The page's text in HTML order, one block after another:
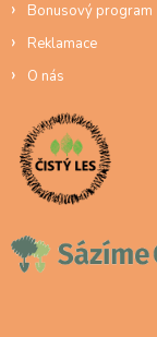
Bonusový program
Reklamace
O nás